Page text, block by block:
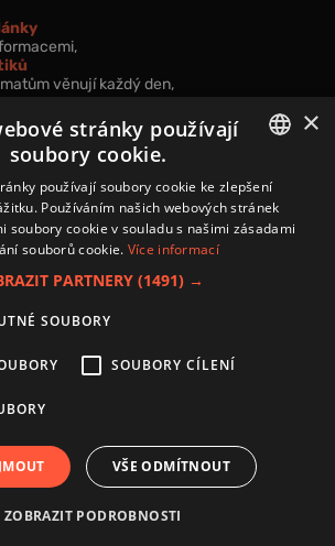
věnují každý den,
znalostí.
vyjadřujete svůj souhlas spodmínkami
.
cookies
obsahu serveru www.investice.cz není možné bez
CZECH
×
stránky používají
soubory cookie.
používají soubory cookie ke zlepšení
Používáním našich webových stránek
soubory cookie v souladu s našimi zásadami
souborů cookie. Více informací
PARTNERY (1491) →
SOUBORY
SOUBORY CÍLENÍ
VŠE ODMÍTNOUT
ZOBRAZIT PODROBNOSTI